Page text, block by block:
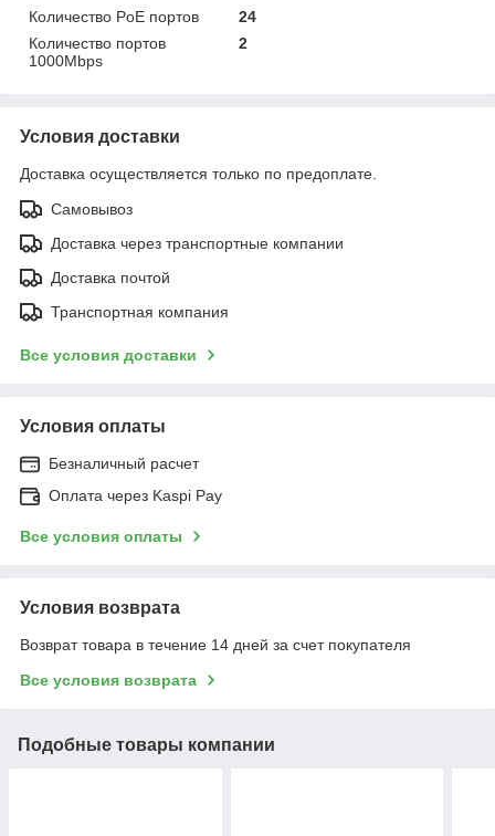
Количество PoE портов
24
Количество портов
1000Mbps
2
Условия доставки
Доставка осуществляется только по предоплате.
Самовывоз
Доставка через транспортные компании
Доставка почтой
Транспортная компания
Все условия доставки
Условия оплаты
Безналичный расчет
Оплата через Kaspi Pay
Все условия оплаты
Условия возврата
Возврат товара в течение 14 дней за счет покупателя
Все условия возврата
Подобные товары компании